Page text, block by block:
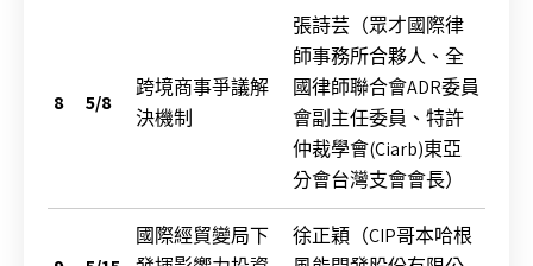
8 5/8
跨境商事爭議解
決機制
張詩芸（眾才國際律
師事務所合夥人、全
國律師聯合會ADR委員
會副主任委員、特許
仲裁學會(Ciarb)東亞
分會台灣支會會長）
國際經貿變局下
徐正穎（CIP哥本哈根